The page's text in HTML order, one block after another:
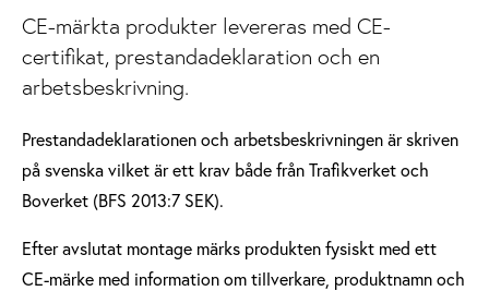
CE-märkta produkter levereras med CE-
certifikat, prestandadeklaration och en
arbetsbeskrivning.
Prestandadeklarationen och arbetsbeskrivningen är skriven
på svenska vilket är ett krav både från Trafikverket och
Boverket (BFS 2013:7 SEK).
Efter avslutat montage märks produkten fysiskt med ett
CE-märke med information om tillverkare, produktnamn och